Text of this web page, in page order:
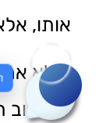
אותו,
זו לא
“לחשוב